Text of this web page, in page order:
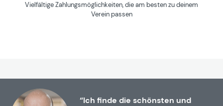
Vielfältige Zahlungsmöglichkeiten, die am besten zu deinem
Verein passen
“Ich finde die schönsten und